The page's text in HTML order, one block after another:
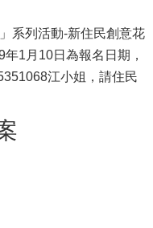
系列活動-新住民創意花
1月10日為報名日期，
江小姐，請住民